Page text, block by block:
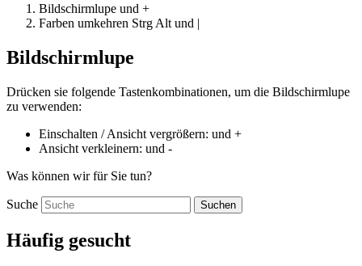
Bildschirmlupe und +
Farben umkehren Strg Alt und |
Bildschirmlupe
Drücken sie folgende Tastenkombinationen, um die Bildschirmlupe
zu verwenden:
Einschalten / Ansicht vergrößern: und +
Ansicht verkleinern: und -
Was können wir für Sie tun?
Suche Suchen
Häufig gesucht